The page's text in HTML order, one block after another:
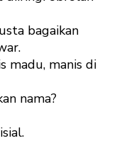
bagaikan
madu, manis di
nama?